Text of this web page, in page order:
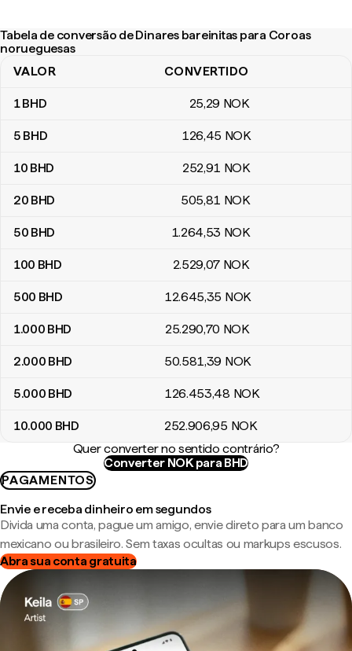
Tabela de conversão de Dinares bareinitas para Coroas
norueguesas
Tabela de conversão de Dinares bareinitas para Coroas
VALOR CONVERTIDO
1BHD 25,29 NOK
5 BHD 126,45 NOK
10 BHD 252,91 NOK
20 BHD 505,81 NOK
50 BHD 1.264,53 NOK
100 BHD 2.529,07 NOK
500 BHD 12.645,35 NOK
1.000 BHD 25.290,70 NOK
2.000 BHD 50.581,39 NOK
5.000 BHD 126.453,48 NOK
10.000 BHD 252.906,95 NOK
Quer converter no sentido contrário?
Converter NOK para BHD
PAGAMENTOS
Envie e receba dinheiro em segundos
Divida uma conta, pague um amigo, envie direto para um banco
mexicano ou brasileiro. Sem taxas ocultas ou markups escusos.
Abra sua conta gratuita